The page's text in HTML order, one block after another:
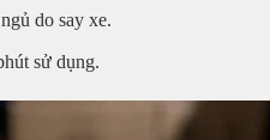
do say xe.
sử dụng.